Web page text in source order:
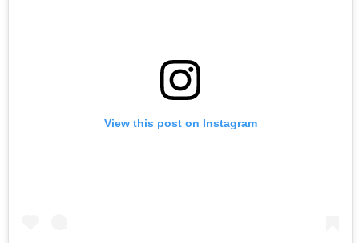
View this post on Instagram